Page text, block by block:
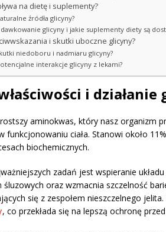
na dietę i suplementy?
źródła glicyny?
dawkowanie glicyny i jakie suplementy diety są
i skutki uboczne glicyny?
niedoboru i nadmiaru glicyny?
interakcje glicyny z lekami?
i działanie
aminokwas, który nasz organizm
funkcjonowaniu ciała. Stanowi około
biochemicznych.
zadań jest wspieranie
śluzowych oraz wzmacnia szczelność
się z zespołem nieszczelnego
, co przekłada się na lepszą ochronę